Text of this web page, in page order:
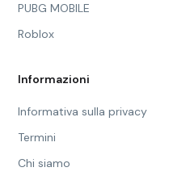
PUBG MOBILE
Roblox
Informazioni
Informativa sulla privacy
Termini
Chi siamo